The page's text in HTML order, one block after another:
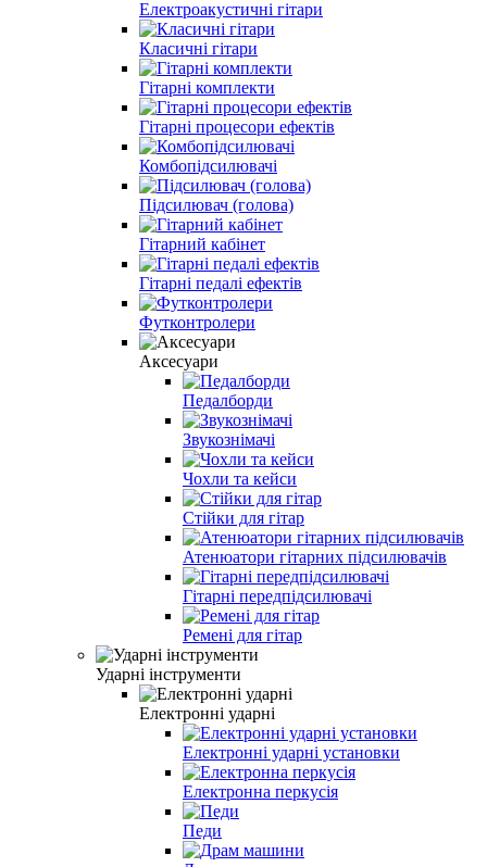
Електроакустичні гітари
Класичні гітари
Гітарні комплекти
Гітарні процесори ефектів
Комбопідсилювачі
Підсилювач (голова)
Гітарний кабінет
Гітарні педалі ефектів
Футконтролери
Аксесуари
Педалборди
Звукознімачі
Чохли та кейси
Стійки для гітар
Атенюатори гітарних підсилювачів
Гітарні передпідсилювачі
Ремені для гітар
Ударні інструменти
Електронні ударні
Електронні ударні установки
Електронна перкусія
Педи